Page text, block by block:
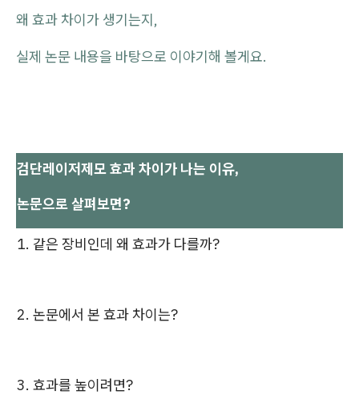
왜 효과 차이가 생기는지,
실제 논문 내용을 바탕으로 이야기해 볼게요.
검단레이저제모 효과 차이가 나는 이유,
논문으로 살펴보면?
1. 같은 장비인데 왜 효과가 다를까?
2. 논문에서 본 효과 차이는?
3. 효과를 높이려면?